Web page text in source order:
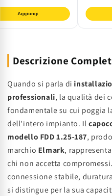
Aggiungi
Descrizione
Quando si parla di
professionali, la qualità dei
fondamentale su cui poggia
dell'intero impianto. Il
modello FDD 1.25-187,
marchio Elmark,
chi non accetta
connessione stabile,
si distingue per la sua